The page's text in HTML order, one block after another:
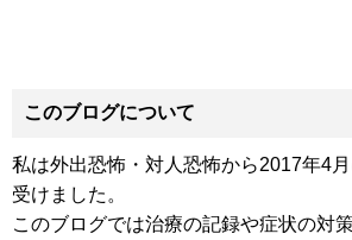
このブログについて
私は外出恐怖・対人恐怖から2017年4
受けました。
このブログでは治療の記録や症状の対